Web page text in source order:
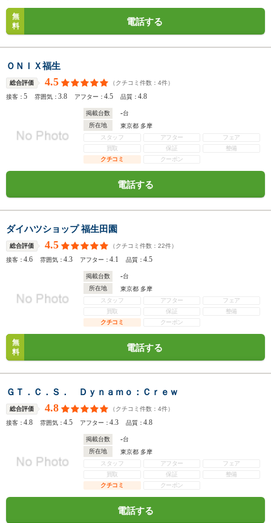
無
料
電話する
ＯＮＩＸ福生
総合評価 4.5 （クチコミ件数： 4件）
接客：5 雰囲気：3.8 アフター：4.5 品質：4.8
掲載台数 -台
所在地
東京都 多摩
スタッフ
アフター
フェア
買取
保証
整備
クチコミ
クーポン
電話する
ダイハツショップ 福生田園
総合評価 4.5 （クチコミ件数： 22件）
接客：4.6 雰囲気：4.3 アフター：4.1 品質：4.5
掲載台数 -台
所在地
東京都 多摩
スタッフ
アフター
フェア
買取
保証
整備
クチコミ
クーポン
無
料
電話する
ＧＴ．Ｃ．Ｓ． Ｄｙｎａｍｏ：Ｃｒｅｗ
総合評価 4.8 （クチコミ件数： 4件）
接客：4.8 雰囲気：4.5 アフター：4.3 品質：4.8
掲載台数 -台
所在地
東京都 多摩
スタッフ
アフター
フェア
買取
保証
整備
クチコミ
クーポン
電話する